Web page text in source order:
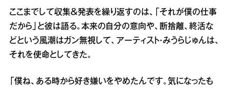
ここまでして収集＆発表を繰り返すのは、「それが僕の仕事
だから」と彼は語る。本来の自分の意向や、断捨離、終活な
どという風潮はガン無視して、アーティスト・みうらじゅんは、
それを使命としてきた。
「僕ね、ある時から好き嫌いをやめたんです。気になったも